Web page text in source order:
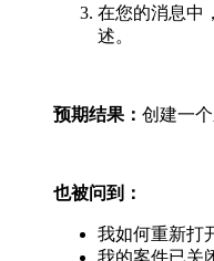
在您的消息中
述。
预期结果： 创建一
也被问到：
我如何重新打
我的案件已关